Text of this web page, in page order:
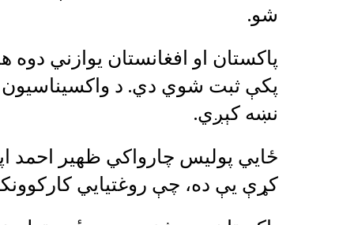
شو.
پاکستان او افغانستان یوازني
پکې ثبت شوي دي. د واکسيناسيون
نښه کېږي.
ځايي پوليس چارواکي ظهير احمد
کړې يې ده، چې روغتيايي